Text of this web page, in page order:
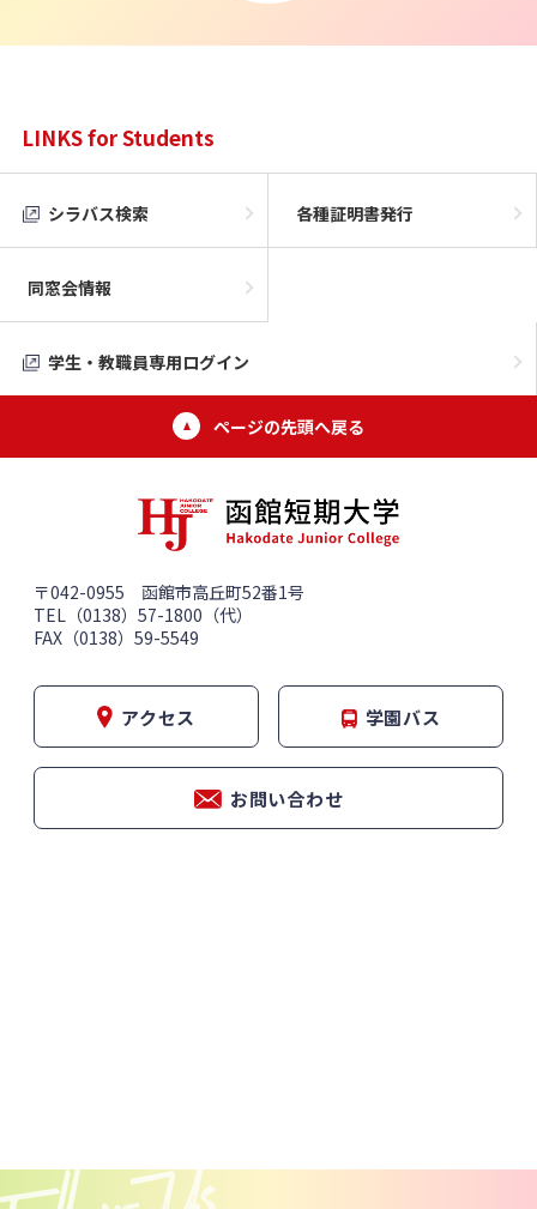
LINKS for Students
シラバス検索 各種証明書発行
同窓会情報
学生・教職員専用ログイン
ページの先頭へ戻る
〒042-0955 函館市高丘町52番1号
TEL（0138）57-1800（代）
FAX（0138）59-5549
アクセス 学園バス
お問い合わせ